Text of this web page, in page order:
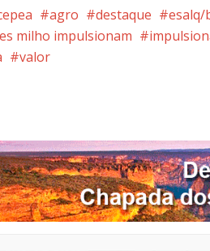
agro destaque esalq/
milho impulsionam
valor